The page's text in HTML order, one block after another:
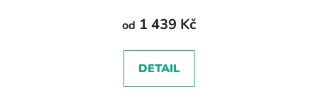
od 1 439 Kč
DETAIL